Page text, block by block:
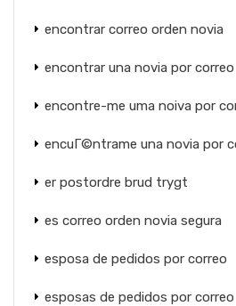
encontrar correo orden novia
encontrar una novia por correo
encontre-me uma noiva por
encuГ©ntrame una novia por
er postordre brud trygt
es correo orden novia segura
esposa de pedidos por correo
esposas de pedidos por correo